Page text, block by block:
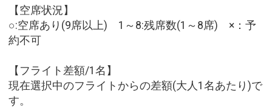
【空席状況】
○:空席あり(9席以上) 1～8:残席数(1～8席) ×：予
約不可
【フライト差額/1名】
現在選択中のフライトからの差額(大人1名あたり)で
す。